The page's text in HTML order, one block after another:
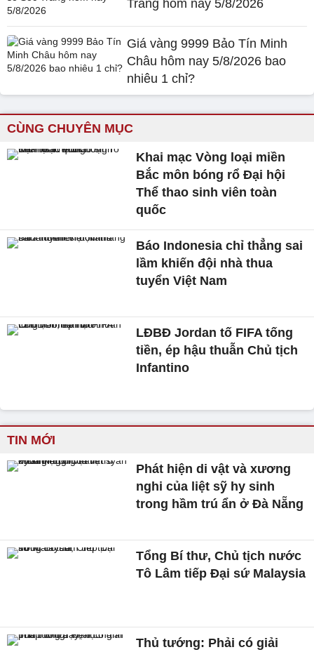
Trăng hôm nay 5/8/2026
Giá vàng 9999 Bảo Tín Minh
Châu hôm nay 5/8/2026 bao
nhiêu 1 chỉ?
CÙNG CHUYÊN MỤC
Khai mạc Vòng loại miền
Bắc môn bóng rổ Đại hội
Thể thao sinh viên toàn
quốc
Báo Indonesia chỉ thẳng sai
lầm khiến đội nhà thua
tuyển Việt Nam
LĐBĐ Jordan tố FIFA tống
tiền, ép hậu thuẫn Chủ tịch
Infantino
TIN MỚI
Phát hiện di vật và xương
nghi của liệt sỹ hy sinh
trong hầm trú ẩn ở Đà Nẵng
Tổng Bí thư, Chủ tịch nước
Tô Lâm tiếp Đại sứ Malaysia
Thủ tướng: Phải có giải